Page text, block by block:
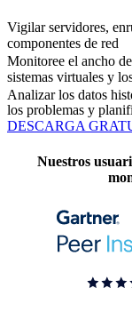
Vigilar servidores,
componentes de red
Monitoree el ancho
sistemas virtuales y
Analizar los datos
los problemas y
DESCARGA
Nuestros